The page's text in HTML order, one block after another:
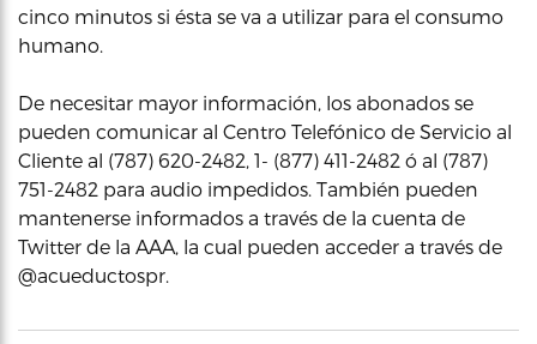
cinco minutos si ésta se va a utilizar para el consumo
humano.
De necesitar mayor información, los abonados se
pueden comunicar al Centro Telefónico de Servicio al
Cliente al (787) 620-2482, 1- (877) 411-2482 ó al (787)
751-2482 para audio impedidos. También pueden
mantenerse informados a través de la cuenta de
Twitter de la AAA, la cual pueden acceder a través de
@acueductospr.